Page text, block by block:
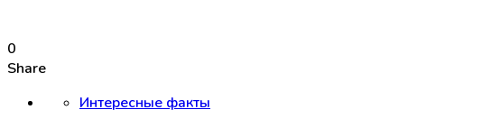
0
Share
Интересные факты